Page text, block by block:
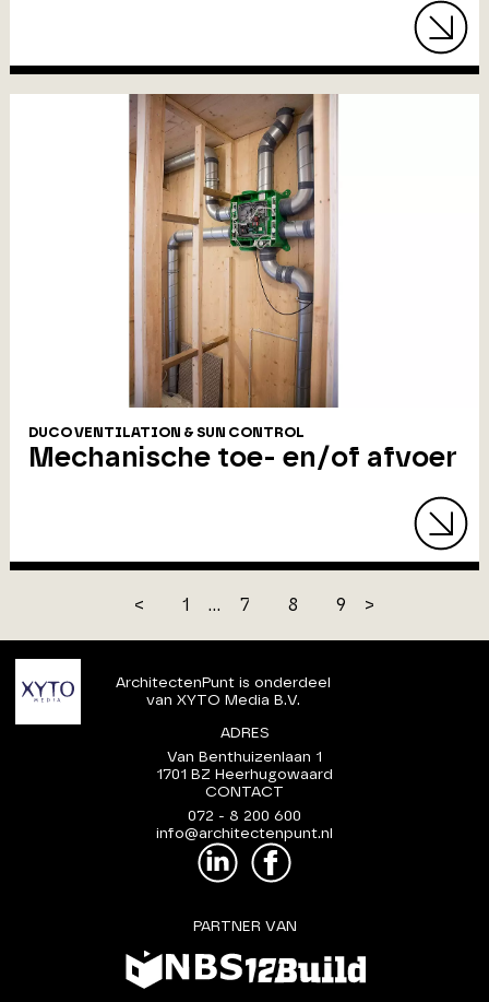
DUCO VENTILATION & SUN CONTROL
Mechanische toe- en/of afvoer
< 1 ... 7 8 9 >
ArchitectenPunt is onderdeel
van XYTO Media B.V.
ADRES
Van Benthuizenlaan 1
1701 BZ Heerhugowaard
CONTACT
072 - 8 200 600
info@architectenpunt.nl
PARTNER VAN